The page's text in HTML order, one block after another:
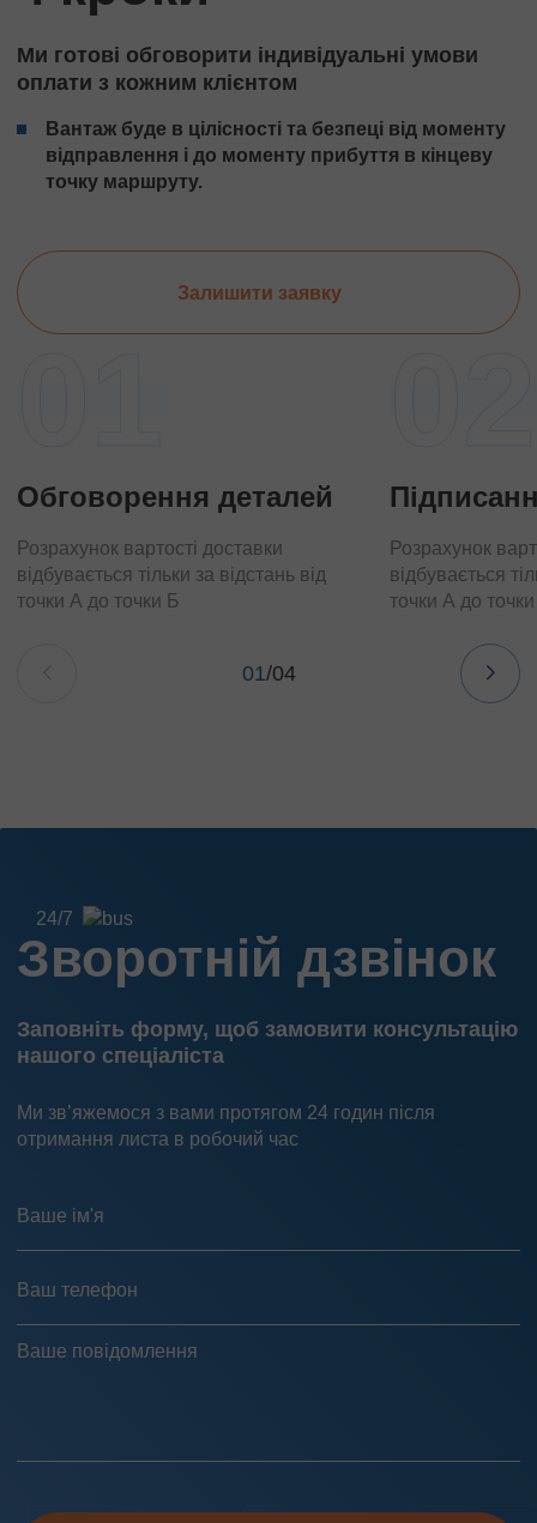
Ми готові обговорити індивідуальні умови
оплати з кожним клієнтом
Вантаж буде в цілісності та безпеці від моменту
відправлення і до моменту прибуття в кінцеву
точку маршруту.
Залишити заявку
Обговорення деталей
Розрахунок вартості доставки
відбувається тільки за відстань від
точки А до точки Б
Розрахунок
відбувається
точки А до
01/04
24/7
Зворотній дзвінок
Заповніть форму, щоб замовити консультацію
нашого спеціаліста
Ми зв’яжемося з вами протягом 24 годин після
отримання листа в робочий час